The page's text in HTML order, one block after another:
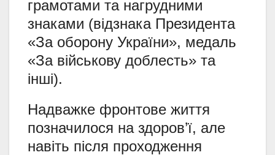
грамотами та нагрудними
знаками (відзнака Президента
«За оборону України», медаль
«За військову доблесть» та
інші).
Надважке фронтове життя
позначилося на здоров’ї, але
навіть після проходження